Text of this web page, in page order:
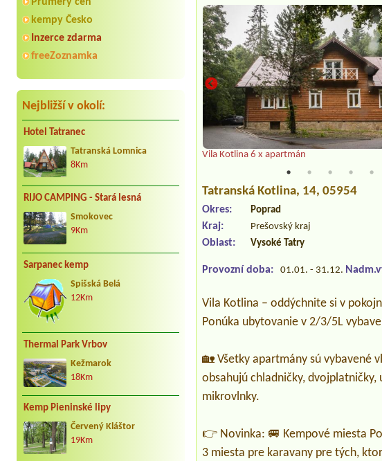
kempy Česko
Inzerce zdarma
freeZoznamka
Nejbližší v okolí:
Hotel Tatranec
Tatranská Lomnica
8Km
RIJO CAMPING - Stará lesná
Smokovec
9Km
Sarpanec kemp
Spišská Belá
12Km
Thermal Park Vrbov
Kežmarok
18Km
Kemp Pieninské lipy
Červený Kláštor
19Km
Vila Kotlina 6 x apartmán
Tatranská Kotlina, 14, 05954
Okres: Poprad
Kraj: Prešovský kraj
Oblast: Vysoké Tatry
Provozní doba: 01.01. - 31.12.
Vila Kotlina – oddýchnite si v
Ponúka ubytovanie v 2/3/5L
🏡 Všetky apartmány sú vybavené
obsahujú chladničky, dvojplatničky,
mikrovlnky.
👉 Novinka: 🚐 Kempové miesta
3 miesta pre karavany pre tých,